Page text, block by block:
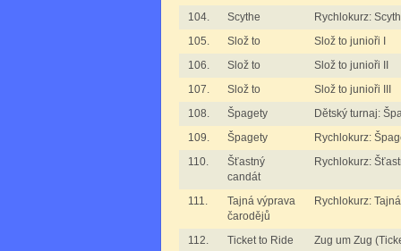
104.
Scythe
Rychlokurz:
105.
Slož to
Slož to junioři I
106.
Slož to
Slož to junioři II
107.
Slož to
Slož to junioři III
108.
Špagety
Dětský turnaj:
109.
Špagety
Rychlokurz:
110.
Šťastný
candát
Rychlokurz:
111.
Tajná výprava
čarodějů
Rychlokurz:
112. Ticket to Ride
Zug um Zug